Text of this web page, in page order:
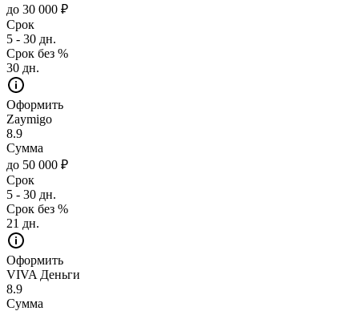
до 30 000 ₽
Срок
5 - 30 дн.
Срок без %
30 дн.
Оформить
Zaymigo
8.9
Сумма
до 50 000 ₽
Срок
5 - 30 дн.
Срок без %
21 дн.
Оформить
VIVA Деньги
8.9
Сумма